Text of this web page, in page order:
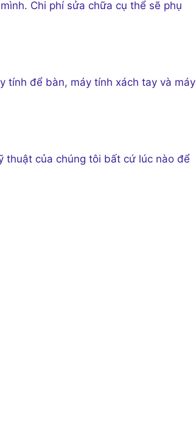
Chi phí sửa chữa cụ thể sẽ phụ
tính để bàn, máy tính xách tay và máy
thuật của chúng tôi bất cứ lúc nào để